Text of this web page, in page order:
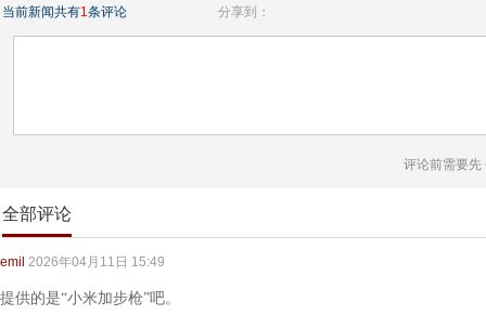
当前新闻共有1条评论 分享到：
评论前需要先
全部评论
emil 2026年04月11日 15:49
提供的是“小米加步枪”吧。